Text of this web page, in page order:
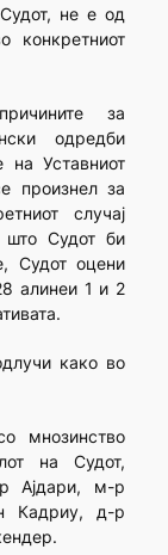
не е од
конкретниот
за
одредби
на Уставниот
произнел за
случај
што Судот би
Судот оцени
алинеи 1 и 2
како во
мнозинство
на Судот,
Ајдари, м-р
Кадриу, д-р